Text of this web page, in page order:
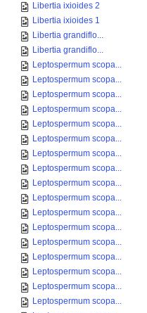
Libertia ixioides 2
Libertia ixioides 1
Libertia grandiflo...
Libertia grandiflo...
Leptospermum scopa...
Leptospermum scopa...
Leptospermum scopa...
Leptospermum scopa...
Leptospermum scopa...
Leptospermum scopa...
Leptospermum scopa...
Leptospermum scopa...
Leptospermum scopa...
Leptospermum scopa...
Leptospermum scopa...
Leptospermum scopa...
Leptospermum scopa...
Leptospermum scopa...
Leptospermum scopa...
Leptospermum scopa...
Leptospermum scopa...